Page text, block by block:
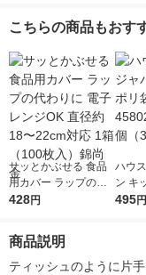
こちらの商品もおす
サッとかぶせる 食品
用カバー ラップの代
わりに 電子レンジOK
金
428円
ハウ
ン キ
X
495円
商品説明
ティッシュのように片